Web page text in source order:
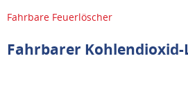
Fahrbare Feuerlöscher
Fahrbarer Kohlendioxid-